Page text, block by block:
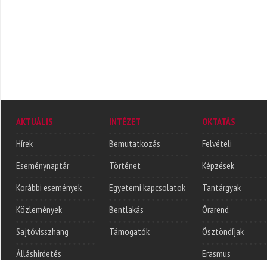
AKTUÁLIS
Hírek
Eseménynaptár
Korábbi események
Közlemények
Sajtóvisszhang
Álláshirdetés
INTÉZET
Bemutatkozás
Történet
Egyetemi kapcsolatok
Bentlakás
Támogatók
OKTATÁS
Felvételi
Képzések
Tantárgyak
Órarend
Ösztöndíjak
Erasmus